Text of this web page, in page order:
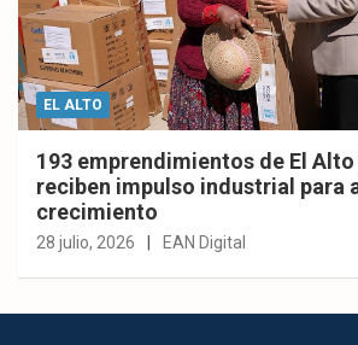
EL ALTO
193 emprendimientos de El
reciben impulso industrial para
crecimiento
28 julio, 2026 EAN Digital